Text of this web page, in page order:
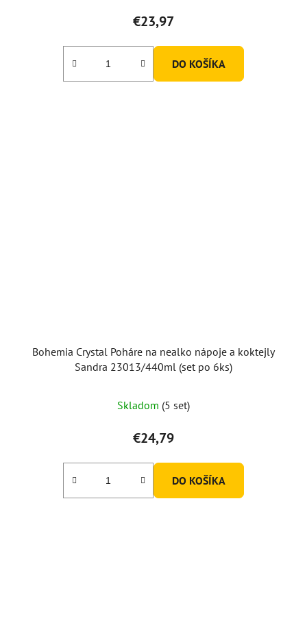
€23,97
DO KOŠÍKA
Bohemia Crystal Poháre na nealko nápoje a koktejly
Sandra 23013/440ml (set po 6ks)
Skladom (5 set)
€24,79
DO KOŠÍKA